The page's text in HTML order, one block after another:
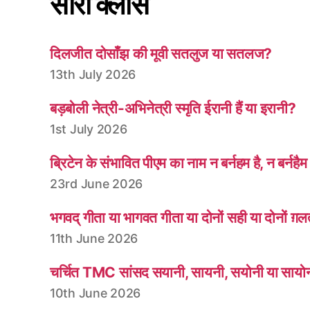
दिलजीत दोसाँझ की मूवी सतलुज या सतलज?
13th July 2026
बड़बोली नेत्री-अभिनेत्री स्मृति ईरानी हैं या इरानी?
1st July 2026
ब्रिटेन के संभावित पीएम का नाम न बर्नहम है, न बर्नहैम
23rd June 2026
भगवद् गीता या भागवत गीता या दोनों सही या दोनों
11th June 2026
चर्चित TMC सांसद सयानी, सायनी, सयोनी या
10th June 2026